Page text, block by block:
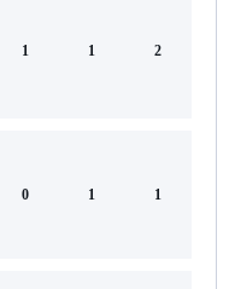
1 1 2
0 1 1